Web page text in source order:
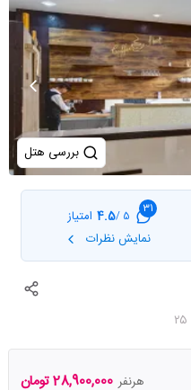
بررسی هتل
31
5 /
4.5 امتیاز
نمایش نظرات
هرنفر 28,900,000 تومان